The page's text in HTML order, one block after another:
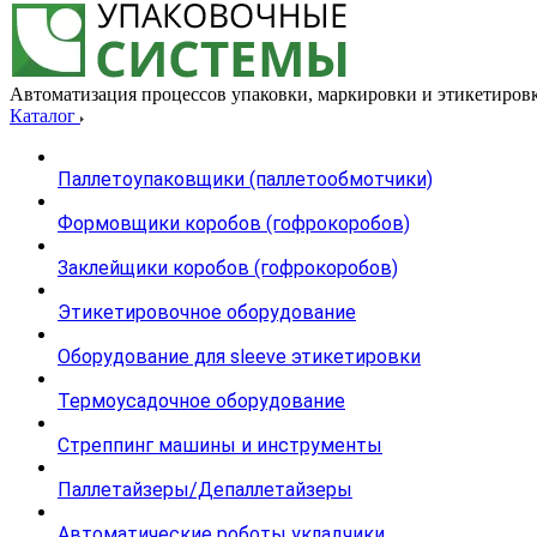
Автоматизация процессов упаковки, маркировки и
Каталог
Паллетоупаковщики (паллетообмотчики)
Формовщики коробов (гофрокоробов)
Заклейщики коробов (гофрокоробов)
Этикетировочное оборудование
Оборудование для sleeve этикетировки
Термоусадочное оборудование
Стреппинг машины и инструменты
Паллетайзеры/Депаллетайзеры